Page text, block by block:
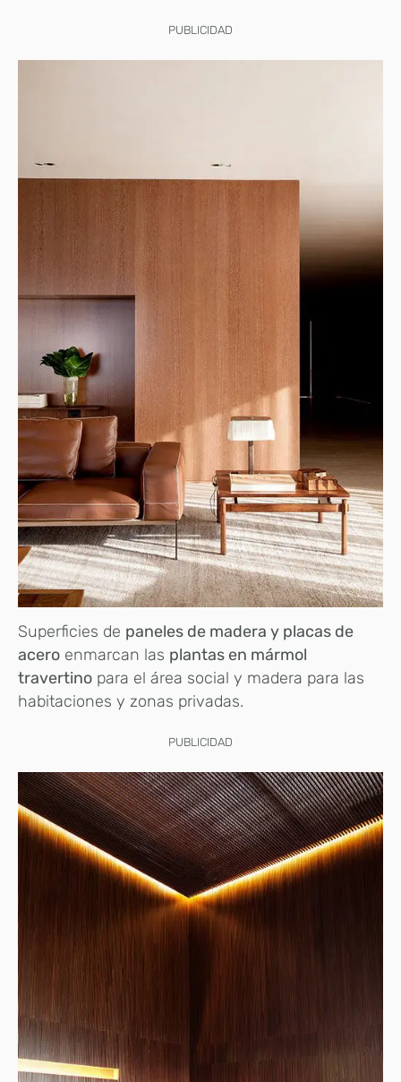
PUBLICIDAD
Superficies de paneles de madera y placas de
acero enmarcan las plantas en mármol
travertino para el área social y madera para las
habitaciones y zonas privadas.
PUBLICIDAD